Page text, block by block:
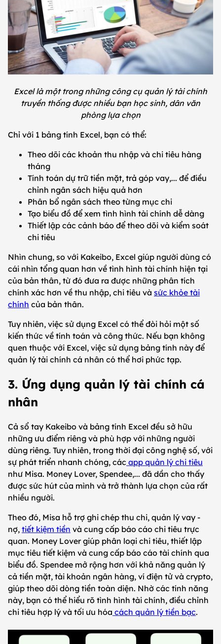
Excel là một trong những công cụ quản lý tài chính
truyền thống được nhiều bạn học sinh, dân văn
phòng lựa chọn
Chỉ với 1 bảng tính Excel, bạn có thể:
Theo dõi các khoản thu nhập và chi tiêu hàng
tháng
Tính toán dự trữ tiền mặt, trả góp vay,... để điều
chỉnh ngân sách hiệu quả hơn
Phân bổ ngân sách theo từng mục chi
Tạo biểu đồ để xem tình hình tài chính dễ dàng
Thiết lập các cảnh báo để theo dõi và kiểm soát
chi tiêu
Nhìn chung, so với Kakeibo, Excel giúp người dùng có
cái nhìn tổng quan hơn về tình hình tài chính hiện tại
của bản thân, từ đó đưa ra được những phân tích
chính xác hơn về thu nhập, chi tiêu và sức khỏe tài
chính của bản thân.
Tuy nhiên, việc sử dụng Excel có thể đòi hỏi một số
kiến thức về tính toán và công thức. Nếu bạn không
quen thuộc với Excel, việc sử dụng bảng tính này để
quản lý tài chính cá nhân có thể hơi phức tạp.
3. Ứng dụng quản lý tài chính cá
nhân
Cả sổ tay Kakeibo và bảng tính Excel đều sở hữu
những ưu điểm riêng và phù hợp với những người
dùng riêng. Tuy nhiên, trong thời đại công nghệ số, với
sự phát triển nhanh chóng, các app quản lý chi tiêu
như Misa. Money Lover, Spendee,... đã dần cho thấy
được sức hút của mình và trở thành lựa chọn của rất
nhiều người.
Theo đó, Misa hỗ trợ ghi chép thu chi, quản lý vay -
nợ, tiết kiệm tiền và cung cấp báo cáo chi tiêu trực
quan. Money Lover giúp phân loại chi tiêu, thiết lập
mục tiêu tiết kiệm và cung cấp báo cáo tài chính qua
biểu đồ. Spendee mở rộng hơn với khả năng quản lý
cả tiền mặt, tài khoản ngân hàng, ví điện tử và crypto,
giúp theo dõi dòng tiền toàn diện. Nhờ các tính năng
này, bạn có thể hiểu rõ tình hình tài chính, điều chỉnh
chi tiêu hợp lý và tối ưu hóa cách quản lý tiền bạc.